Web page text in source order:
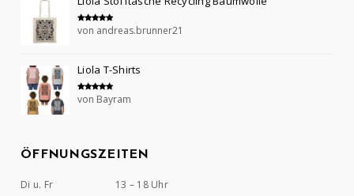
Bewertet mit
von andreas.brunner21
Liola T-Shirts
Bewertet mit
von Bayram
ÖFFNUNGSZEITEN
Di u. Fr
13 – 18 Uhr